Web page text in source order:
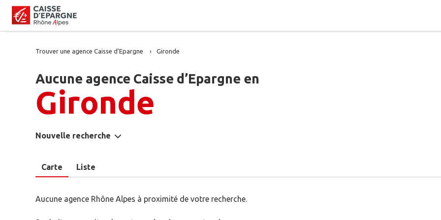
Trouver une agence Caisse d’Epargne Gironde
Aucune agence Caisse d’Epargne en
Gironde
Nouvelle recherche
Carte Liste
Aucune agence Rhône Alpes à proximité de votre recherche.